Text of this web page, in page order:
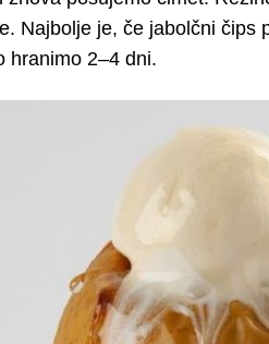
Najbolje je, če jabolčni čips
hranimo 2–4 dni.